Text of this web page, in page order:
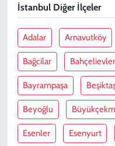
İstanbul Diğer İlçeler
Adalar Arnavutköy
Bağcilar Bahçelievler
Bayrampaşa
Beyoğlu
Esenler Esenyurt